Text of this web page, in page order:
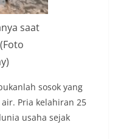
saat
sosok yang
Pria kelahiran 25
usaha sejak